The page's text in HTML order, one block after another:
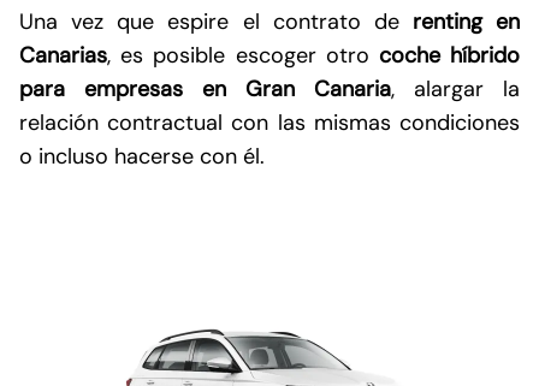
Una vez que espire el contrato de renting en
Canarias, es posible escoger otro coche híbrido
para empresas en Gran Canaria, alargar la
relación contractual con las mismas condiciones
o incluso hacerse con él.